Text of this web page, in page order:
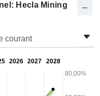
Hecla Mining
courant